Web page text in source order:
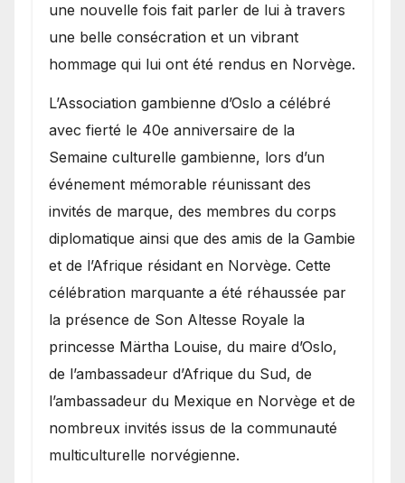
une nouvelle fois fait parler de lui à travers
une belle consécration et un vibrant
hommage qui lui ont été rendus en Norvège.
​L’Association gambienne d’Oslo a célébré
avec fierté le 40e anniversaire de la
Semaine culturelle gambienne, lors d’un
événement mémorable réunissant des
invités de marque, des membres du corps
diplomatique ainsi que des amis de la Gambie
et de l’Afrique résidant en Norvège. Cette
célébration marquante a été réhaussée par
la présence de Son Altesse Royale la
princesse Märtha Louise, du maire d’Oslo,
de l’ambassadeur d’Afrique du Sud, de
l’ambassadeur du Mexique en Norvège et de
nombreux invités issus de la communauté
multiculturelle norvégienne.